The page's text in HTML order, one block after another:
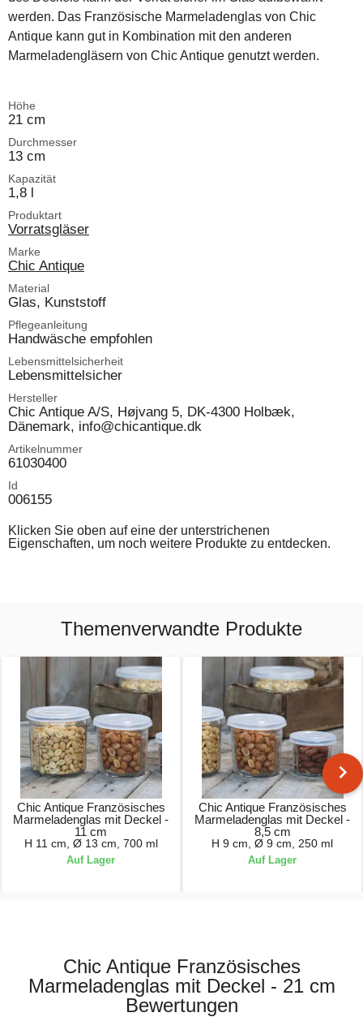
werden. Das Französische Marmeladenglas von Chic
Antique kann gut in Kombination mit den anderen
Marmeladengläsern von Chic Antique genutzt werden.
Höhe
21 cm
Durchmesser
13 cm
Kapazität
1,8 l
Produktart
Vorratsgläser
Marke
Chic Antique
Material
Glas, Kunststoff
Pflegeanleitung
Handwäsche empfohlen
Lebensmittelsicherheit
Lebensmittelsicher
Hersteller
Chic Antique A/S, Højvang 5, DK-4300 Holbæk,
Dänemark, info@chicantique.dk
Artikelnummer
61030400
Id
006155
Klicken Sie oben auf eine der unterstrichenen
Eigenschaften, um noch weitere Produkte zu entdecken.
Themenverwandte Produkte
Chic Antique Französisches
Marmeladenglas mit Deckel -
11 cm
H 11 cm, Ø 13 cm, 700 ml
Auf Lager
Chic Antique Französisches
Marmeladenglas mit Deckel -
8,5 cm
H 9 cm, Ø 9 cm, 250 ml
Auf Lager
Chic Antique Französisches
Marmeladenglas mit Deckel - 21 cm
Bewertungen